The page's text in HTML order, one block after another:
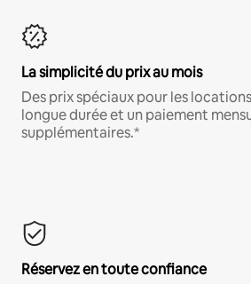
La simplicité du prix au mois
Des prix spéciaux pour les
longue durée et un paiement
supplémentaires.*
Réservez en toute confiance